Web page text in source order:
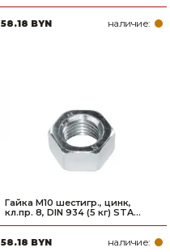
58.18 BYN наличие:
Гайка М10 шестигр., цинк,
кл.пр. 8, DIN 934 (5 кг) STA...
58.18 BYN наличие: